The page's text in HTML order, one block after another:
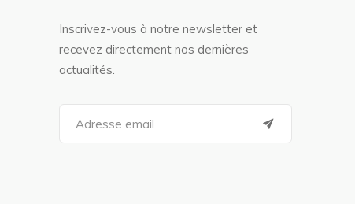
Inscrivez-vous à notre newsletter et
recevez directement nos dernières
actualités.
a